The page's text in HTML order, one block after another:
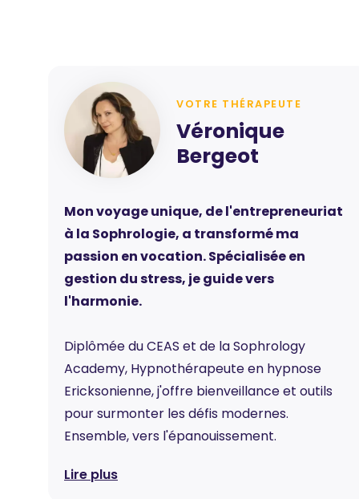
VOTRE THÉRAPEUTE
Véronique
Bergeot
Mon voyage unique, de l'entrepreneuriat
à la Sophrologie, a transformé ma
passion en vocation. Spécialisée en
gestion du stress, je guide vers
l'harmonie.
Diplômée du CEAS et de la Sophrology
Academy, Hypnothérapeute en hypnose
Ericksonienne, j'offre bienveillance et outils
pour surmonter les défis modernes.
Ensemble, vers l'épanouissement.
Lire plus